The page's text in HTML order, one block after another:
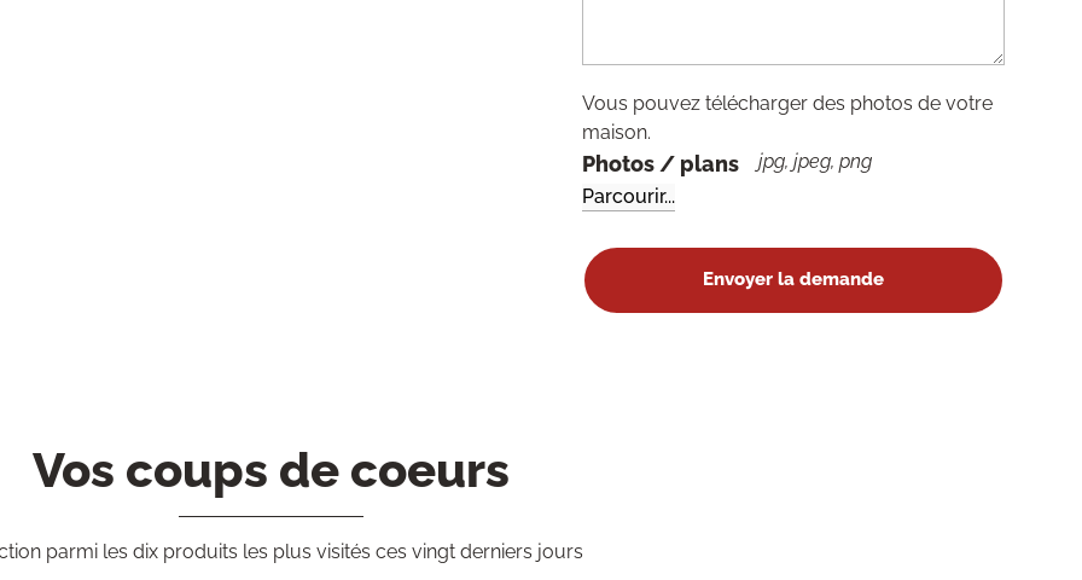
Vous pouvez télécharger des photos de votre
maison.
Photos / plans jpg, jpeg, png
Vos coups de coeurs
parmi les dix produits les plus visités ces vingt derniers jours